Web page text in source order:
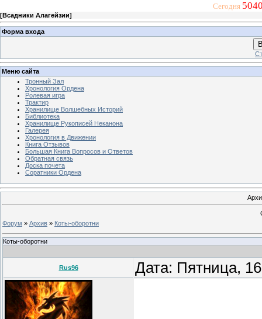
Сегодня
[Всадники Алагейзии]
Форма входа
Меню сайта
Тронный Зал
Хронология Ордена
Ролевая игра
Трактир
Хранилище Волшебных Историй
Библиотека
Хранилище Рукописей Неканона
Галерея
Хронология в Движении
Книга Отзывов
Большая Книга Вопросов и Ответов
Обратная связь
Доска почета
Соратники Ордена
Форум » Архив » Коты-оборотни
Коты-оборотни
Rus96 Дата: Пятница,